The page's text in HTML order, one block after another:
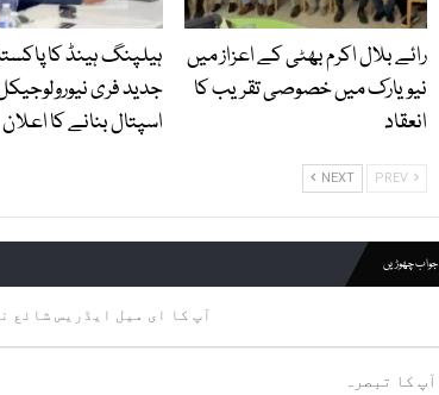
رائے بلال اکرم بھٹی کے اعزاز میں
نیویارک میں خصوصی تقریب کا
انعقاد
ہیلپنگ ہینڈ کا
جدید فری
اسپتال بنانے کا اعلان
NEXT
جواب چھوڑیں
آپ کا ای میل ایڈریس شائع